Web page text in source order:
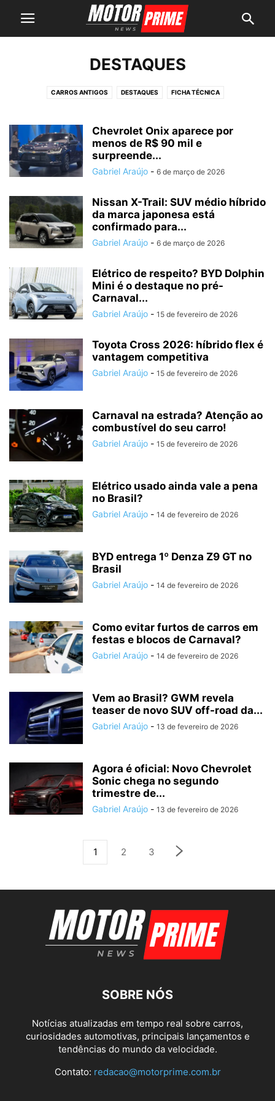
DESTAQUES
CARROS ANTIGOS DESTAQUES FICHA TÉCNICA
SUVS
Chevrolet Onix aparece por
menos de R$ 90 mil e
surpreende...
Gabriel Araújo - 6 de março de 2026
Nissan X-Trail: SUV médio híbrido
da marca japonesa está
confirmado para...
Gabriel Araújo - 6 de março de 2026
Elétrico de respeito? BYD Dolphin
Mini é o destaque no pré-
Carnaval...
Gabriel Araújo - 15 de fevereiro de 2026
Toyota Cross 2026: híbrido flex é
vantagem competitiva
Gabriel Araújo - 15 de fevereiro de 2026
Carnaval na estrada? Atenção ao
combustível do seu carro!
Gabriel Araújo - 15 de fevereiro de 2026
Elétrico usado ainda vale a pena
no Brasil?
Gabriel Araújo - 14 de fevereiro de 2026
BYD entrega 1º Denza Z9 GT no
Brasil
Gabriel Araújo - 14 de fevereiro de 2026
Como evitar furtos de carros em
festas e blocos de Carnaval?
Gabriel Araújo - 14 de fevereiro de 2026
Vem ao Brasil? GWM revela
teaser de novo SUV off-road da...
Gabriel Araújo - 13 de fevereiro de 2026
Agora é oficial: Novo Chevrolet
Sonic chega no segundo
trimestre de...
Gabriel Araújo - 13 de fevereiro de 2026
1 2 3
SOBRE NÓS
Notícias atualizadas em tempo real sobre carros,
curiosidades automotivas, principais lançamentos e
tendências do mundo da velocidade.
Contato: redacao@motorprime.com.br